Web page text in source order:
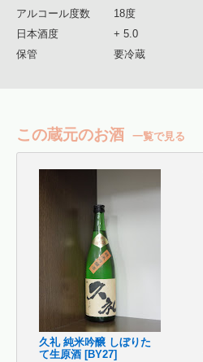
アルコール度数
18度
日本酒度
+ 5.0
保管
要冷蔵
この蔵元のお酒 一覧で見る
久礼 純米吟醸 しぼりた
て生原酒 [BY27]